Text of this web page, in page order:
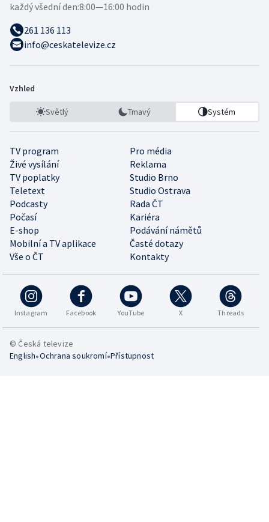
každý všední den:8:00—16:00 hodin
261 136 113
info@ceskatelevize.cz
Vzhled
Světlý Tmavý Systém
TV program
Pro média
Živé vysílání
Reklama
TV poplatky
Studio Brno
Teletext
Studio Ostrava
Podcasty
Rada ČT
Počasí
Kariéra
E-shop
Podávání námětů
Mobilní a TV aplikace
Časté dotazy
Vše o ČT
Kontakty
Instagram Facebook YouTube X Threads
© Česká televize
English•Ochrana soukromí•Přístupnost